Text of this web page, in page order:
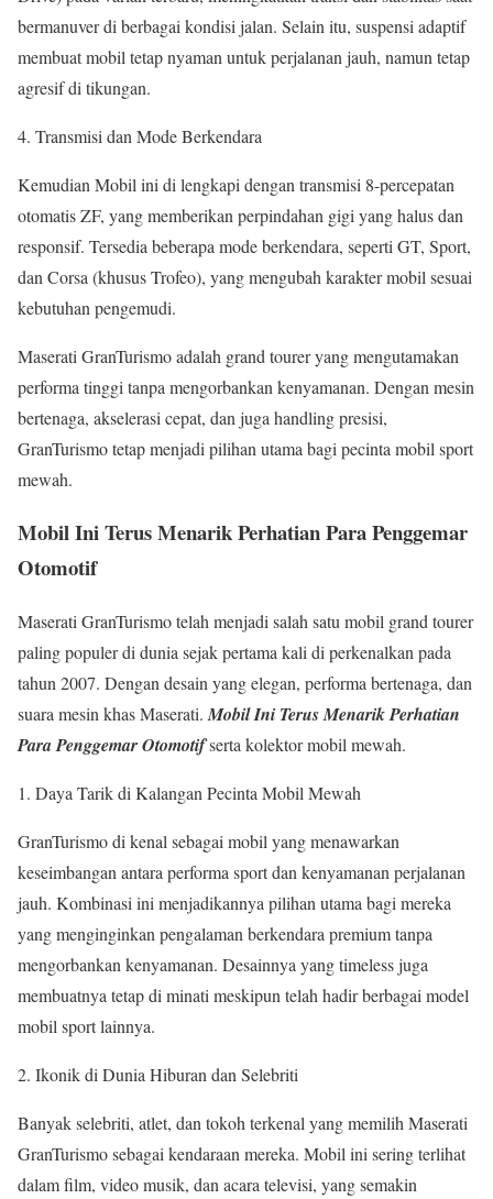
bermanuver di berbagai kondisi jalan. Selain itu, suspensi adaptif
membuat mobil tetap nyaman untuk perjalanan jauh, namun tetap
agresif di tikungan.
Transmisi dan Mode Berkendara
Kemudian Mobil ini di lengkapi dengan transmisi 8-percepatan
otomatis ZF, yang memberikan perpindahan gigi yang halus dan
responsif. Tersedia beberapa mode berkendara, seperti GT, Sport,
dan Corsa (khusus Trofeo), yang mengubah karakter mobil sesuai
kebutuhan pengemudi.
Maserati GranTurismo adalah grand tourer yang mengutamakan
performa tinggi tanpa mengorbankan kenyamanan. Dengan mesin
bertenaga, akselerasi cepat, dan juga handling presisi,
GranTurismo tetap menjadi pilihan utama bagi pecinta mobil sport
mewah.
Mobil Ini Terus Menarik Perhatian Para Penggemar
Otomotif
Maserati GranTurismo telah menjadi salah satu mobil grand tourer
paling populer di dunia sejak pertama kali di perkenalkan pada
tahun 2007. Dengan desain yang elegan, performa bertenaga, dan
suara mesin khas Maserati. Mobil Ini Terus Menarik Perhatian
Para Penggemar Otomotifserta kolektor mobil mewah.
Daya Tarik di Kalangan Pecinta Mobil Mewah
GranTurismo di kenal sebagai mobil yang menawarkan
keseimbangan antara performa sport dan kenyamanan perjalanan
jauh. Kombinasi ini menjadikannya pilihan utama bagi mereka
yang menginginkan pengalaman berkendara premium tanpa
mengorbankan kenyamanan. Desainnya yang timeless juga
membuatnya tetap di minati meskipun telah hadir berbagai model
mobil sport lainnya.
Ikonik di Dunia Hiburan dan Selebriti
Banyak selebriti, atlet, dan tokoh terkenal yang memilih Maserati
GranTurismo sebagai kendaraan mereka. Mobil ini sering terlihat
dalam film, video musik, dan acara televisi, yang semakin